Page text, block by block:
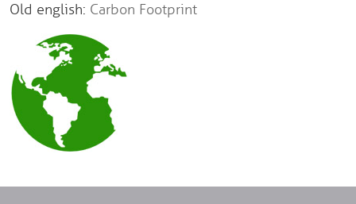
Old english: Carbon Footprint